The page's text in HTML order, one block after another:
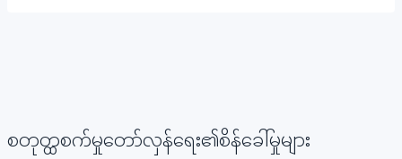
စတုတ္ထစက်မှုတော်လှန်ရေး၏စိန်ခေါ်မှုများ